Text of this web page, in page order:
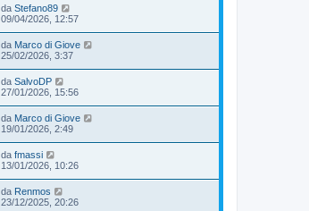
da Stefano89
09/04/2026, 12:57
da Marco di Giove
25/02/2026, 3:37
da SalvoDP
27/01/2026, 15:56
da Marco di Giove
19/01/2026, 2:49
da fmassi
13/01/2026, 10:26
da Renmos
23/12/2025, 20:26